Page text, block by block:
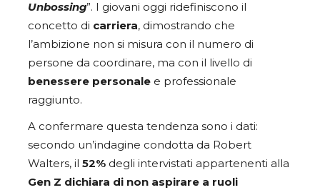
Unbossing”. I giovani oggi ridefiniscono il
concetto di carriera, dimostrando che
l’ambizione non si misura con il numero di
persone da coordinare, ma con il livello di
benessere personale e professionale
raggiunto.
A confermare questa tendenza sono i dati:
secondo un’indagine condotta da Robert
Walters, il 52% degli intervistati appartenenti alla
Gen Z dichiara di non aspirare a ruoli